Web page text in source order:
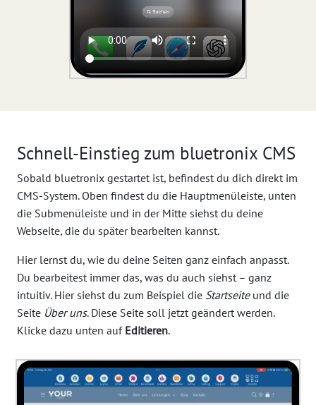
Schnell-Einstieg zum bluetronix CMS
Sobald bluetronix gestartet ist, befindest du dich direkt im
CMS-System. Oben findest du die Hauptmenüleiste, unten
die Submenüleiste und in der Mitte siehst du deine
Webseite, die du später bearbeiten kannst.
Hier lernst du, wie du deine Seiten ganz einfach anpasst.
Du bearbeitest immer das, was du auch siehst – ganz
intuitiv. Hier siehst du zum Beispiel die Startseiteund die
Seite Über uns. Diese Seite soll jetzt geändert werden.
Klicke dazu unten auf Editieren.